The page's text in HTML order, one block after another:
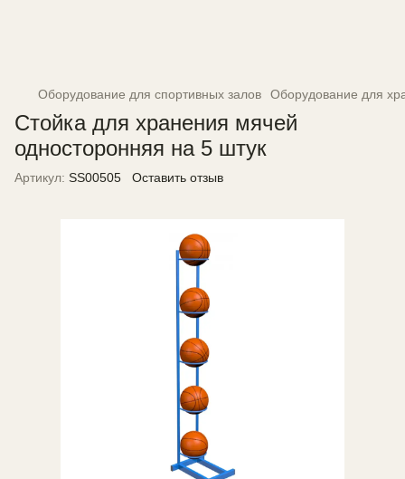
Оборудование для спортивных залов Оборудование для
Стойка для хранения мячей
односторонняя на 5 штук
Артикул: SS00505 Оставить отзыв